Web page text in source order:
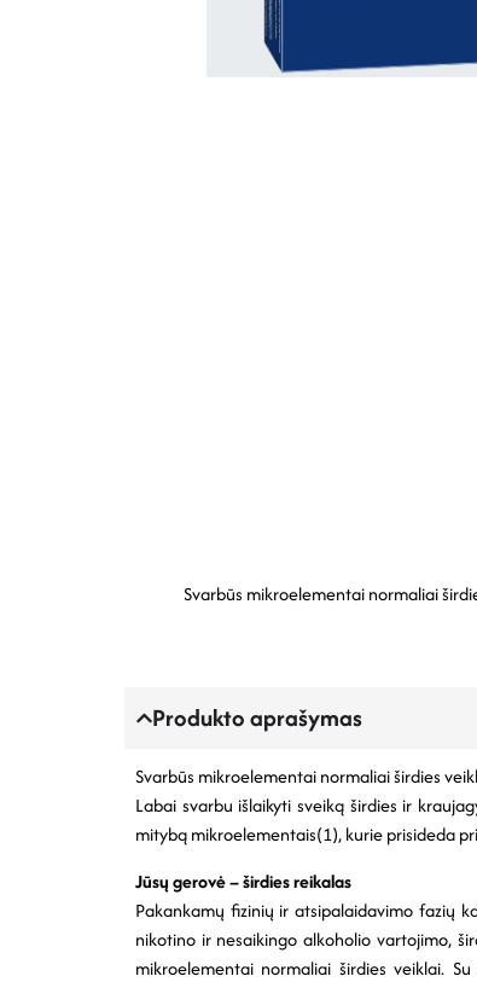
Svarbūs mikroelementai normaliai
Produkto aprašymas
Svarbūs mikroelementai normaliai širdies
Labai svarbu išlaikyti sveiką širdies ir
mitybą mikroelementais(1), kurie prisideda
Jūsų gerovė – širdies reikalas
Pakankamų fizinių ir atsipalaidavimo fazių
nikotino ir nesaikingo alkoholio vartojimo,
mikroelementai normaliai širdies veiklai.